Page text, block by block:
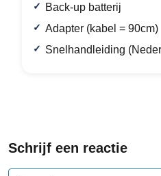
Back-up batterij
Adapter (kabel = 90cm)
Snelhandleiding
Schrijf een reactie